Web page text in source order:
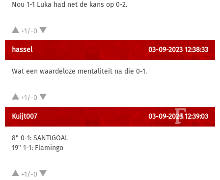
Nou 1-1 Luka had net de kans op 0-2.
+1/-0
hassel 03-09-2023 12:38:33
Wat een waardeloze mentaliteit na die 0-1.
+1/-0
Kuijt007 03-09-2023 12:39:03
8" 0-1: SANTIGOAL
19" 1-1: Flamingo
+1/-0